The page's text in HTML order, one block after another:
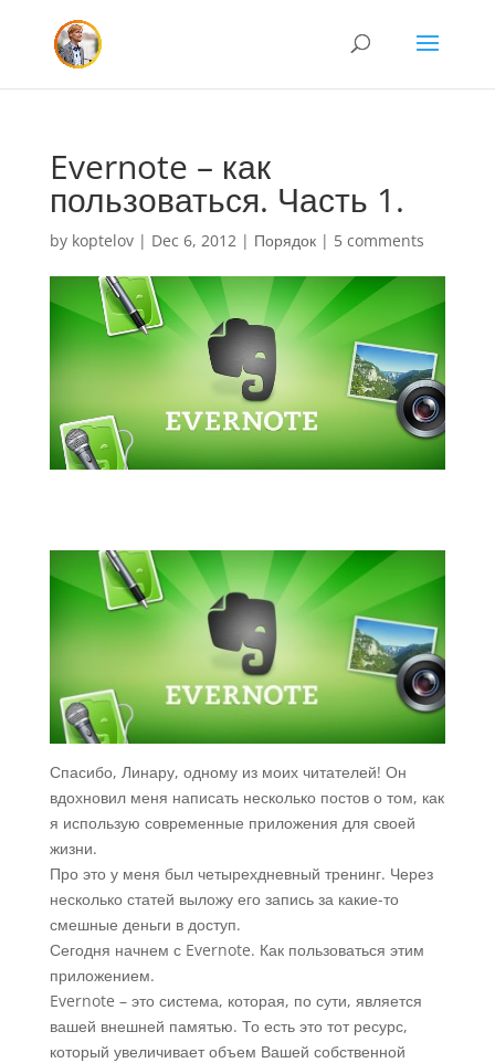
Evernote – как
пользоваться. Часть 1.
by koptelov| Dec 6, 2012| Порядок| 5 comments
Спасибо, Линару, одному из моих читателей! Он
вдохновил меня написать несколько постов о том, как
я использую современные приложения для своей
жизни.
Про это у меня был четырехдневный тренинг. Через
несколько статей выложу его запись за какие-то
смешные деньги в доступ.
Сегодня начнем с Evernote. Как пользоваться этим
приложением.
Evernote – это система, которая, по сути, является
вашей внешней памятью. То есть это тот ресурс,
который увеличивает объем Вашей собственной